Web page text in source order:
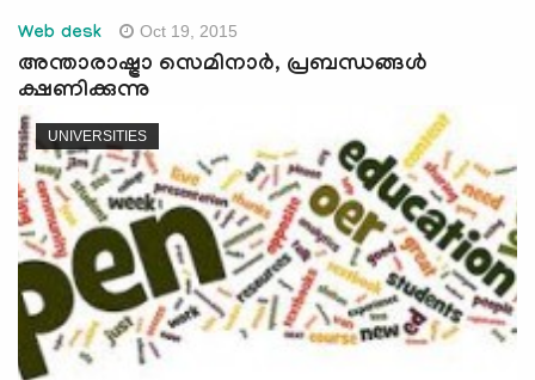
Web desk Oct 19, 2015
അന്താരാഷ്ട്രാ സെമിനാര്‍, പ്രബന്ധങ്ങള്‍
ക്ഷണിക്കുന്നു
UNIVERSITIES